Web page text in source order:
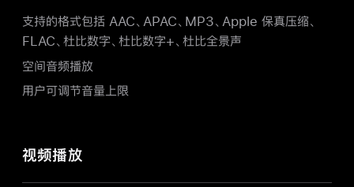
支持的格式包括 AAC、APAC、MP3、Apple 保真压缩、
FLAC、杜比数字、杜比数字+、杜比全景声
空间音频播放
用户可调节音量上限
视频播放